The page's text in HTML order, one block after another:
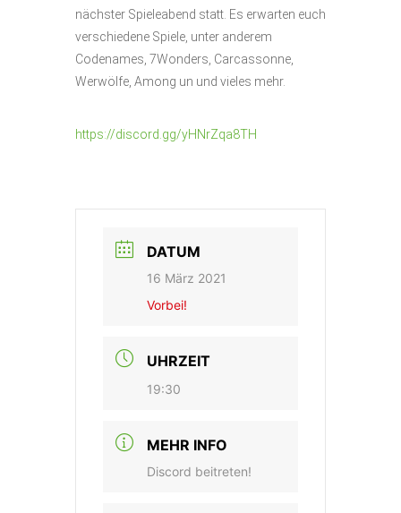
nächster Spieleabend statt. Es erwarten euch
verschiedene Spiele, unter anderem
Codenames, 7Wonders, Carcassonne,
Werwölfe, Among un und vieles mehr.
https://discord.gg/yHNrZqa8TH
DATUM
16 März 2021
Vorbei!
UHRZEIT
19:30
MEHR INFO
Discord beitreten!